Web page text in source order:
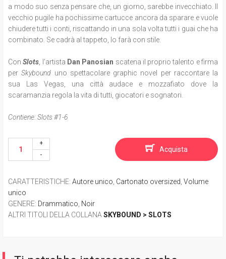
a modo suo senza pensare che, un giorno, sarebbe invecchiato. Il
vecchio pugile ha pochissime cartucce ancora da sparare e vuole
chiudere tutti i conti, riscattando in una sola volta tutti i guai che ha
combinato. Se cadrà al tappeto, lo farà con stile.
ConSlots , l'artista Dan Panosian scatena il proprio talento e firma
perSkybound uno spettacolare graphic novel per raccontare la
sua Las Vegas, una città audace e mozzafiato dove la
scaramanzia regola la vita di tutti, giocatori e sognatori.
Contiene: Slots #1-6
Acquista
CARATTERISTICHE: Autore unico Cartonato oversized Volume
unico
GENERE: Drammatico Noir
ALTRI TITOLI DELLA COLLANA SKYBOUND > SLOTS